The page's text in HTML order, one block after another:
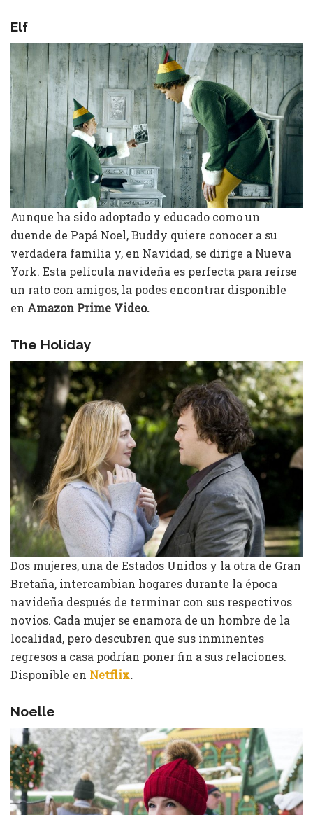
Elf
Aunque ha sido adoptado y educado como un
duende de Papá Noel, Buddy quiere conocer a su
verdadera familia y, en Navidad, se dirige a Nueva
York. Esta película navideña es perfecta para reírse
un rato con amigos, la podes encontrar disponible
en Amazon Prime Video.
The Holiday
Dos mujeres, una de Estados Unidos y la otra de Gran
Bretaña, intercambian hogares durante la época
navideña después de terminar con sus respectivos
novios. Cada mujer se enamora de un hombre de la
localidad, pero descubren que sus inminentes
regresos a casa podrían poner fin a sus relaciones.
Disponible en Netflix.
Noelle